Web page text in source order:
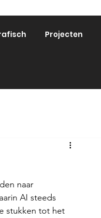
Projecten
naar
AI steeds
stukken tot het